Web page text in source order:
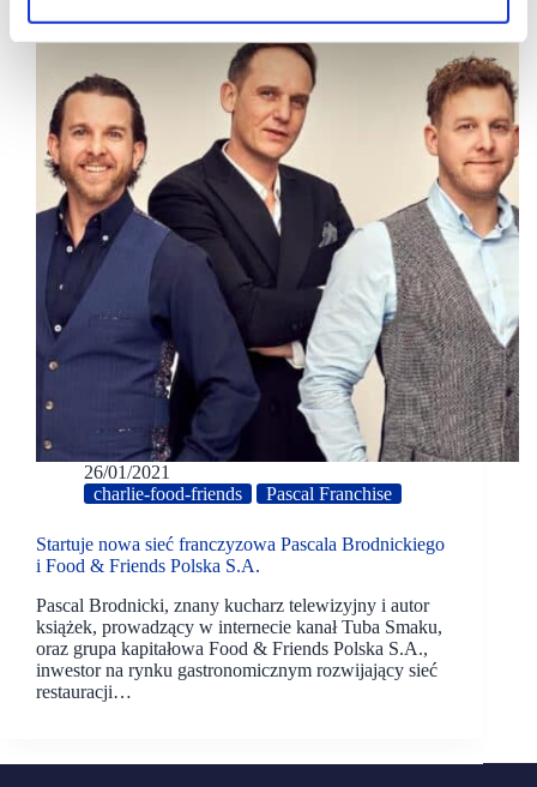
26/01/2021
charlie-food-friends
Pascal Franchise
Startuje nowa sieć franczyzowa Pascala Brodnickiego
i Food & Friends Polska S.A.
Pascal Brodnicki, znany kucharz telewizyjny i autor
książek, prowadzący w internecie kanał Tuba Smaku,
oraz grupa kapitałowa Food & Friends Polska S.A.,
inwestor na rynku gastronomicznym rozwijający sieć
restauracji…